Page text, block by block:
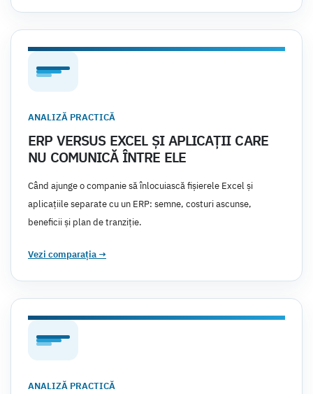
ANALIZĂ PRACTICĂ
ERP VERSUS EXCEL ȘI APLICAȚII CARE
NU COMUNICĂ ÎNTRE ELE
Când ajunge o companie să înlocuiască fișierele Excel și
aplicațiile separate cu un ERP: semne, costuri ascunse,
beneficii și plan de tranziție.
Vezi comparația →
ANALIZĂ PRACTICĂ